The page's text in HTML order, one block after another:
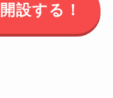
設する！